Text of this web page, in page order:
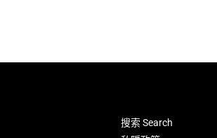
搜索 Search